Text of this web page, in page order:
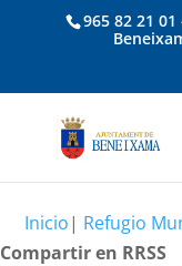
965 82 21
Inicio| Refugio
Compartir en RRSS